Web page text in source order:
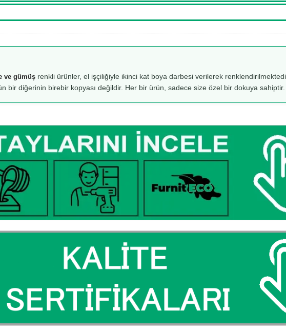
ve gümüş renkli ürünler, el işçiliğiyle ikinci kat boya darbesi verilerek
bir diğerinin birebir kopyası değildir. Her bir ürün, sadece size özel bir dokuya sahiptir.